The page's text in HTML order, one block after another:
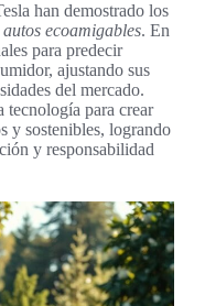
han demostrado los
ecoamigables. En
para predecir
ajustando sus
del mercado.
tecnología para crear
y sostenibles, logrando
y responsabilidad